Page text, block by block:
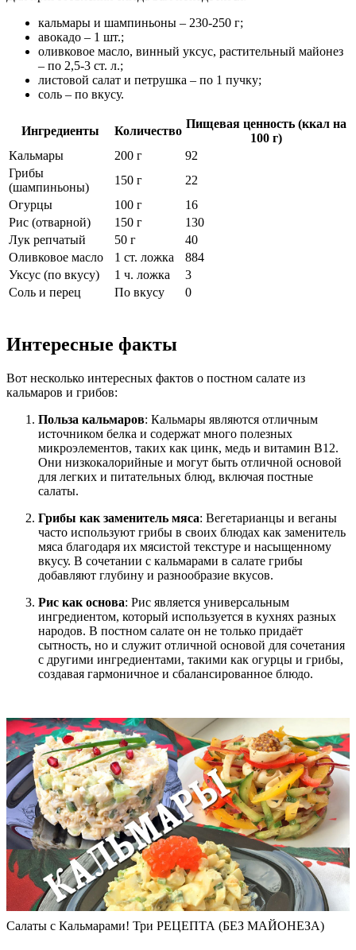
кальмары и шампиньоны – 230-250 г;
авокадо – 1 шт.;
оливковое масло, винный уксус, растительный майонез
– по 2,5-3 ст. л.;
листовой салат и петрушка – по 1 пучку;
соль – по вкусу.
Ингредиенты Количество
Пищевая ценность (ккал на
100 г)
Кальмары
200 г
92
Грибы
(шампиньоны)
150 г
22
Огурцы
100 г
16
Рис (отварной)
150 г
130
Лук репчатый
50 г
40
Оливковое масло
1 ст. ложка
884
Уксус (по вкусу)
1 ч. ложка
3
Соль и перец
По вкусу 0
Интересные факты
Вот несколько интересных фактов о постном салате из
кальмаров и грибов:
Польза кальмаров: Кальмары являются отличным
источником белка и содержат много полезных
микроэлементов, таких как цинк, медь и витамин B12.
Они низкокалорийные и могут быть отличной основой
для легких и питательных блюд, включая постные
салаты.
Грибы как заменитель мяса: Вегетарианцы и веганы
часто используют грибы в своих блюдах как заменитель
мяса благодаря их мясистой текстуре и насыщенному
вкусу. В сочетании с кальмарами в салате грибы
добавляют глубину и разнообразие вкусов.
Рис как основа: Рис является универсальным
ингредиентом, который используется в кухнях разных
народов. В постном салате он не только придаёт
сытность, но и служит отличной основой для сочетания
с другими ингредиентами, такими как огурцы и грибы,
создавая гармоничное и сбалансированное блюдо.
Салаты с Кальмарами! Три РЕЦЕПТА (БЕЗ МАЙОНЕЗА)